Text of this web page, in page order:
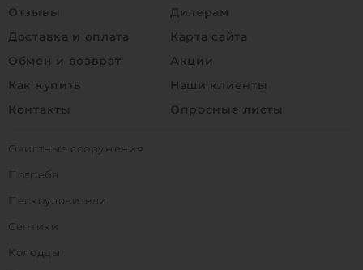
Отзывы
Доставка и оплата
Обмен и возврат
Как купить
Контакты
Дилерам
Карта сайта
Акции
Наши клиенты
Опросные листы
Очистные сооружения
Погреба
Пескоуловители
Септики
Колодцы